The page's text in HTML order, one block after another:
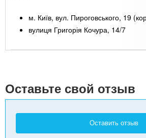
м. Київ, вул. Пироговського, 19
вулиця Григорія Кочура, 14/7
Оставьте свой отзыв
Оставить отзыв